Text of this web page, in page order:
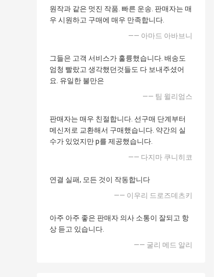
원작과 같은 멋진 작품. 빠른 운송. 판매자는 매
우 시원하고 구매에 매우 만족합니다.
—— 아마드 아바브니
그들은 고객 서비스가 훌륭했습니다. 배송도
엄청 빨랐고 생각했던것들도 다 보내주셨어
요. 유일한 불만은
—— 팀 윌리엄스
판매자는 매우 친절합니다. 선구매 단계부터
메신저로 교환해서 구매했습니다. 약간의 실
수가 있었지만 p를 제공했습니다.
—— 다지마 쿠니히코
연결 실패, 모든 것이 작동합니다
—— 이우리 드로즈데츠키
아주 아주 좋은 판매자 의사 소통이 잘되고 항
상 듣고 있습니다.
—— 굴리 메드 알리